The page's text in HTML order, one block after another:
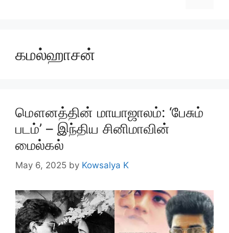
கமல்ஹாசன்
மௌனத்தின் மாயாஜாலம்: ‘பேசும்
படம்’ – இந்திய சினிமாவின்
மைல்கல்
May 6, 2025 by Kowsalya K